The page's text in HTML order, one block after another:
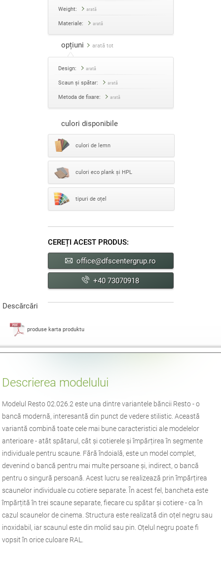
Weight: arată
Materiale: arată
opțiuni arată tot
Design: arată
Scaun și spătar: arată
Metoda de fixare: arată
culori disponibile
culori de lemn
culori eco plank și HPL
tipuri de oțel
CEREȚI ACEST PRODUS:
office@dfscentergrup.ro
+40 73070918
Descărcări
produse karta produktu
Descrierea modelului
Modelul Resto 02.026.2 este una dintre variantele băncii Resto - o
bancă modernă, interesantă din punct de vedere stilistic. Această
variantă combină toate cele mai bune caracteristici ale modelelor
anterioare - atât spătarul, cât și cotierele și împărțirea în segmente
individuale pentru scaune. Fără îndoială, este un model complet,
devenind o bancă pentru mai multe persoane și, indirect, o bancă
pentru o singură persoană. Acest lucru se realizează prin împărțirea
scaunelor individuale cu cotiere separate. În acest fel, bancheta este
împărțită în trei scaune separate, fiecare cu spătar și cotiere - ca în
cazul scaunelor de cinema. Structura este realizată din oțel negru sau
inoxidabil, iar scaunul este din molid sau pin. Oțelul negru poate fi
vopsit în orice culoare RAL.